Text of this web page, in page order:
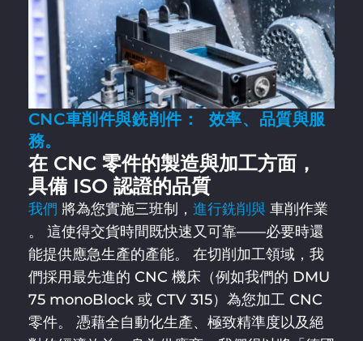
CNC車削件與銑削件： 效率、品質與服
務。
在 CNC 零件的製造與加工方面，
具備 ISO 認證的品質
我們 將為您實施三班制， 進行銑削與 車削作業
。 這使得交貨時間既快速又可靠——必要時還
能提供應急生產的產能。 在切削加工領域，我
們採用最先進的 CNC 機床（例如我們的 DMU
75 monoBlock 或 CTV 315）為您加工 CNC
零件。 憑藉全自動化生產、極致精準度以及絕